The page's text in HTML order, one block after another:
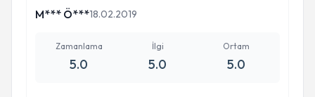
combined with empathy and kindness. During
calm approach made me feel safe. Each check
up was careful and detailed. Visiting her office,
M*** Ö***18.02.2019
Zamanlama
5.0
İlgi
5.0
Ortam
5.0